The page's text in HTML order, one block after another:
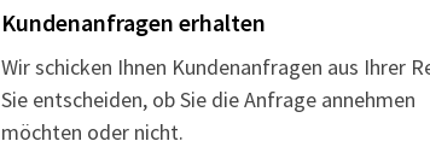
Kundenanfragen erhalten
Wir schicken Ihnen Kundenanfragen aus Ihrer
Sie entscheiden, ob Sie die Anfrage annehmen
möchten oder nicht.